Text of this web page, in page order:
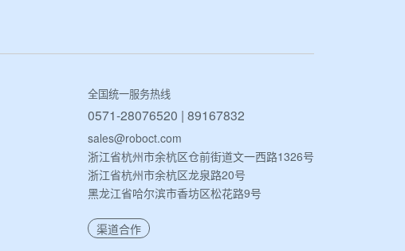
全国统一服务热线
0571-28076520 | 89167832
sales@roboct.com
浙江省杭州市余杭区仓前街道文一西路1326号
浙江省杭州市余杭区龙泉路20号
黑龙江省哈尔滨市香坊区松花路9号
渠道合作